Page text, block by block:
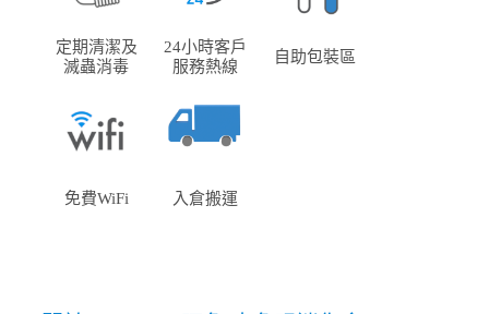
定期清潔及
滅蟲消毒
24小時客戶
服務熱線
自助包裝區
免費WiFi 入倉搬運